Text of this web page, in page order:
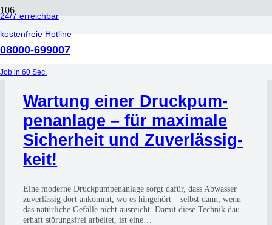
24/7 erreichbar
kostenfreie Hotline
08000-699007
Job in 60 Sec.
Reinigungsverfahren
vor 8 Monaten
War­tung einer Druck­pum­
pen­an­la­ge – für maxi­ma­le
Sicher­heit und Zuver­läs­sig­
keit!
Eine moder­ne Druck­pum­pen­an­la­ge sorgt dafür, dass Abwas­ser
zuver­läs­sig dort ankommt, wo es hin­ge­hört – selbst dann, wenn
das natür­li­che Gefäl­le nicht aus­reicht. Damit die­se Tech­nik dau­
er­haft stö­rungs­frei arbei­tet, ist eine…